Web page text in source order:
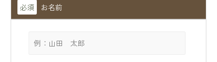
必須 お名前